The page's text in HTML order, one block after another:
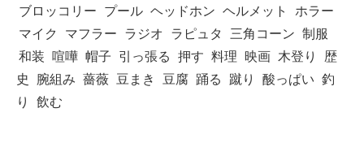
ブロッコリー
プール ヘッドホン ヘルメット
ホラー
マイク
マフラー ラジオ ラピュタ 三角コーン 制服
和装
喧嘩 帽子 引っ張る 押す 料理 映画 木登り
歴
史
腕組み 薔薇 豆まき 豆腐 踊る 蹴り 酸っぱい 釣
り
飲む